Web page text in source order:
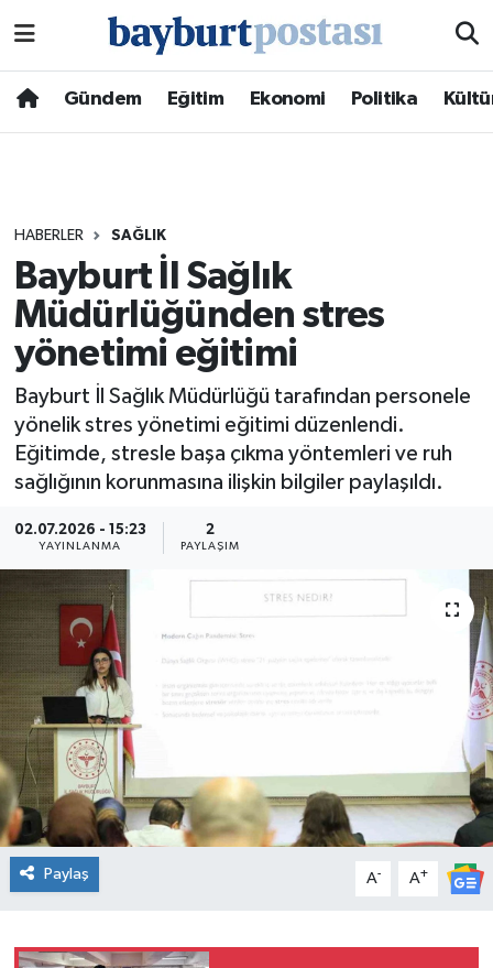
Gündem Eğitim Ekonomi Politika
HABERLER SAĞLIK
Bayburt İl Sağlık
Müdürlüğünden stres
yönetimi eğitimi
Bayburt İl Sağlık Müdürlüğü tarafından personele
yönelik stres yönetimi eğitimi düzenlendi.
Eğitimde, stresle başa çıkma yöntemleri ve ruh
sağlığının korunmasına ilişkin bilgiler paylaşıldı.
02.07.2026 - 15:23
YAYINLANMA
2
PAYLAŞIM
Paylaş A- A+
Hava Durumu
Trafik Durumu
Süper Lig Puan Durumu ve Fikstür
Tüm Manşetler
Son Dakika Haberleri
Haber Arşivi